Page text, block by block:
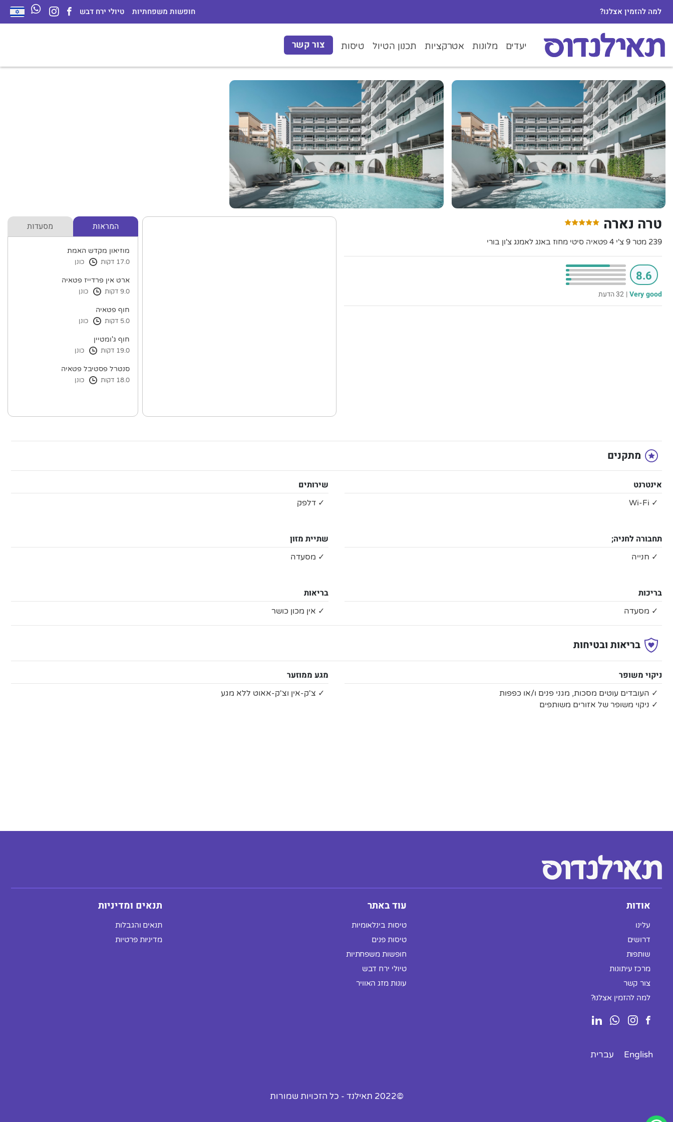
למה להזמין אצלנו? חופשות משפחתיות טיולי ירח דבש
יעדים מלונות אטרקציות תכנון הטיול טיסות צור קשר
טרה נארה
239 מטר 9 צ'י 4 פטאיה סיטי מחוז באנג לאמנג צ'ון בורי
8.6
Very good
| 32 הדעת
המראות מסעדות
מוזיאון מקדש האמת
17.0 דקות כונן
ארט אין פרדייז פטאיה
9.0 דקות כונן
חוף פטאיה
5.0 דקות כונן
חוף ג'ומטיין
19.0 דקות כונן
סנטרל פסטיבל פטאיה
18.0 דקות כונן
מתקנים
אינטרנט
✓ Wi-Fi
שירותים
✓ דלפק
תחבורה לחניה;
✓ חנייה
שתיית מזון
✓ מסעדה
בריכות
✓ מסעדה
בריאות
✓ אין מכון כושר
בריאות ובטיחות
ניקוי משופר
✓ העובדים עוטים מסכות, מגני פנים ו/או כפפות
✓ ניקוי משופר של אזורים משותפים
מגע ממוזער
✓ צ'ק-אין וצ'ק-אאוט ללא מגע
אודות
עלינו
דרושים
שותפות
מרכז עיתונות
צור קשר
למה להזמין אצלנו?
עוד באתר
טיסות בינלאומיות
טיסות פנים
חופשות משפחתיות
טיולי ירח דבש
עונות מזג האוויר
תנאים ומדיניות
תנאים והגבלות
מדיניות פרטיות
English עברית
©2022 תאילנד - כל הזכויות שמורות